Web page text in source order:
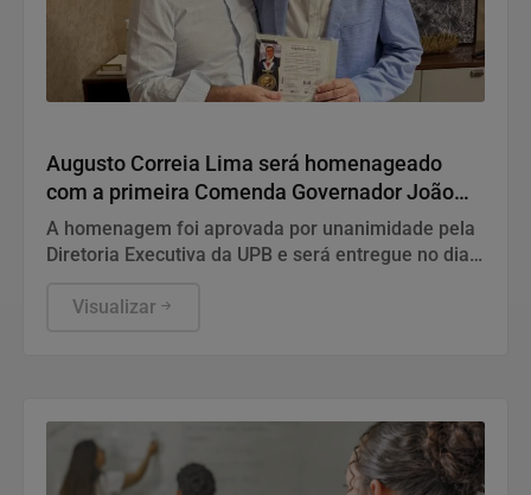
Augusto Correia Lima será homenageado
com a primeira Comenda Governador João
Durval Carneiro da UPB
A homenagem foi aprovada por unanimidade pela
Diretoria Executiva da UPB e será entregue no dia
Salvador
Visualizar